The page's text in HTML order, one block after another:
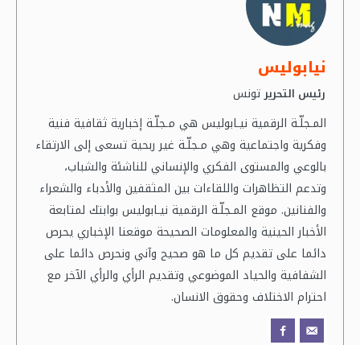
نيابوليس
رئيس التحريرتونس
المـجلّـة الرقمية نيـابوليس هي مـجلّـة إخبارية ثقافية فنية
وفكرية واجتماعية وهي مـجلّـة غير ربحية تسعى إلى الارتقاء
بالوعي والمستوى الفكري والإنساني للناشئة والشباب،
وتدعم التظاهرات واللقاءات بين المثقفين والأدباء والشعراء
والفنانين. موقع المـجلّـة الرقمية نيـابوليس بوابتك لمتابعة
الأخبار الحينية والمعلومات الصحيحة موقعنا الإخباري يحرص
دائما على تقديم كل ما هو صحيح وآني ونحرص دائما على
الشفافية والحياد الموضوعي وتقديم الرأي والرأي الآخر مع
احترام الاختلاف وحقوق الانسان.